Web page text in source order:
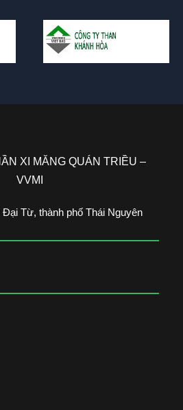
XI MĂNG QUÁN TRIỀU –
VVMI
Đại Từ, thành phố Thái Nguyên